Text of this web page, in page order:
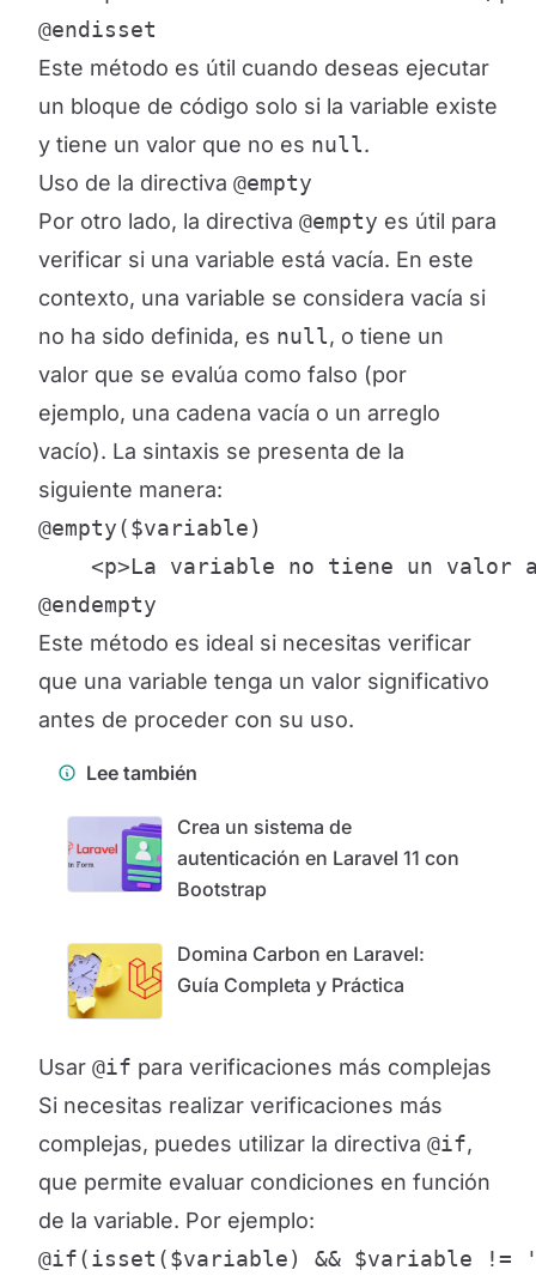
@endisset
Este método es útil cuando deseas ejecutar
un bloque de código solo si la variable existe
y tiene un valor que no es null.
Uso de la directiva @empty
Por otro lado, la directiva @empty es útil para
verificar si una variable está vacía. En este
contexto, una variable se considera vacía si
no ha sido definida, es null, o tiene un
valor que se evalúa como falso (por
ejemplo, una cadena vacía o un arreglo
vacío). La sintaxis se presenta de la
siguiente manera:
@empty($variable)
<p>La variable no tiene un valor
@endempty
Este método es ideal si necesitas verificar
que una variable tenga un valor significativo
antes de proceder con su uso.
Lee también
Crea un sistema de
autenticación en Laravel 11 con
Bootstrap
Domina Carbon en Laravel:
Guía Completa y Práctica
Usar @if para verificaciones más complejas
Si necesitas realizar verificaciones más
complejas, puedes utilizar la directiva @if,
que permite evaluar condiciones en función
de la variable. Por ejemplo:
@if(isset($variable) && $variable